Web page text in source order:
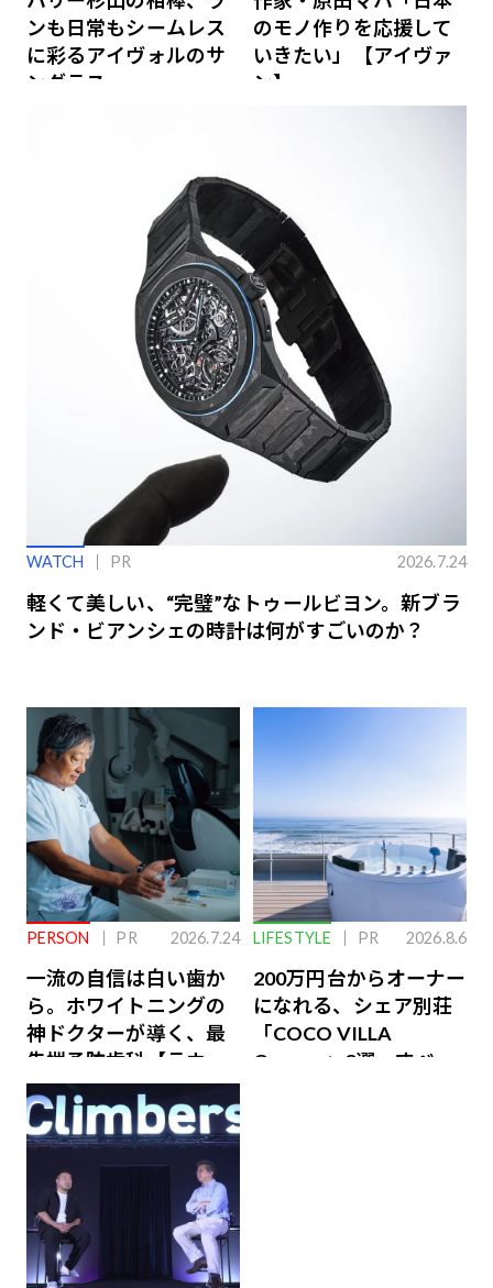
ンも日常もシームレス
に彩るアイヴォルのサ
ングラス
のモノ作りを応援して
いきたい」【アイヴァ
ン】
WATCH PR 2026.7.24
軽くて美しい、“完璧”なトゥールビヨン。新ブラ
ンド・ビアンシェの時計は何がすごいのか？
PERSON PR 2026.7.24
一流の自信は白い歯か
ら。ホワイトニングの
神ドクターが導く、最
先端予防歯科【ラウン
ジ会員特典あり】
LIFESTYLE PR 2026.8.6
200万円台からオーナー
になれる、シェア別荘
「COCO VILLA
Owners」3選。すべて